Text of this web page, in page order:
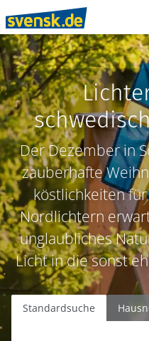
Der Dezember in
zauberhafte
köstlichkeiten
Nordlichtern
unglaubliches
Licht in die sonst
Standardsuche